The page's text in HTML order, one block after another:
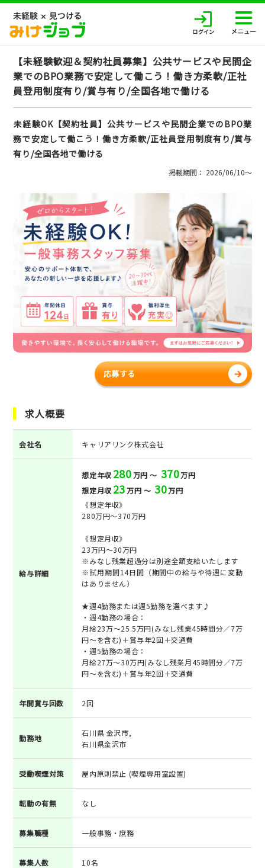
【未経験歓迎＆契約社員募集】公共サービスや民間企
業でのBPO業務で安定して働こう！働き方柔軟/正社
員登用制度有り/賞与有り/全国各地で働ける
未経験OK【契約社員】公共サービスや民間企業でのBPO業
務で安定して働こう！働き方柔軟/正社員登用制度有り/賞与
有り/全国各地で働ける
掲載期間： 2026/06/10〜
応募する
求人概要
会社名 キャリアリンク株式会社
給与詳細
想定年収 280万円 ～ 370万円
想定月収 23万円 ～ 30万円
《想定年収》
280万円～370万円
《想定月収》
23万円～30万円
※みなし残業超過分は別途全額支給いたします
※試用期間14日間（期間中の給与や待遇に変動
はありません）
★週4勤務または週5勤務を選べます♪
・週4勤務の場合：
月給23万～25.5万円(みなし残業45時間分／7万
円～を含む)＋賞与年2回＋交通費
・週5勤務の場合：
月給27万～30万円(みなし残業月45時間分／7万
円～を含む)＋賞与年2回＋交通費
年間賞与回数 2回
勤務地
石川県 金沢市,
石川県金沢市
受動喫煙対策 屋内原則禁止 (喫煙専用室設置)
転勤の有無 なし
募集職種 一般事務・庶務
募集人数 10名